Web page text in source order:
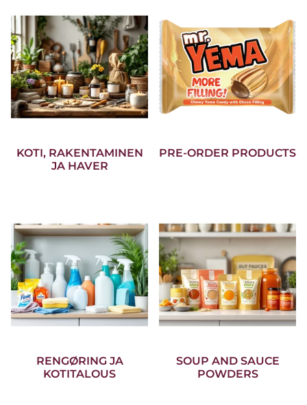
KOTI, RAKENTAMINEN
JA HAVER
PRE-ORDER PRODUCTS
RENGØRING JA
KOTITALOUS
SOUP AND SAUCE
POWDERS